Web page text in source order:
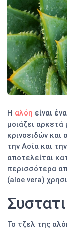
Η αλόη είναι
μοιάζει
κρινοειδών και
την Ασία και
αποτελείται
περισσότερα
(aloe vera)
Το τζελ της